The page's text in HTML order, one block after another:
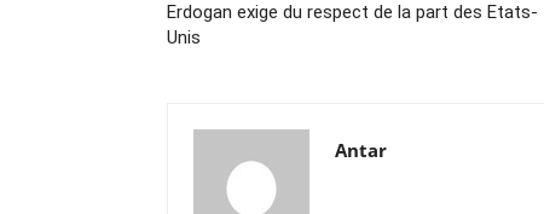
Erdogan exige du respect de la part des Etats-
Unis
Antar